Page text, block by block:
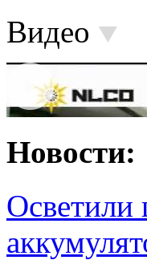
Видео
Новости:
Осветили